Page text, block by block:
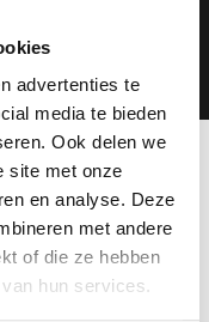
advertenties te
media te bieden
Ook delen we
site met onze
en analyse. Deze
met andere
of die ze hebben
hun services.